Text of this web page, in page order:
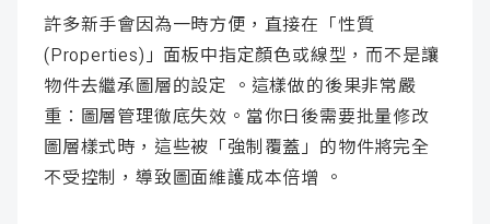
許多新手會因為一時方便，直接在「性質
(Properties)」面板中指定顏色或線型，而不是讓
物件去繼承圖層的設定 。這樣做的後果非常嚴
重：圖層管理徹底失效。當你日後需要批量修改
圖層樣式時，這些被「強制覆蓋」的物件將完全
不受控制，導致圖面維護成本倍增 。